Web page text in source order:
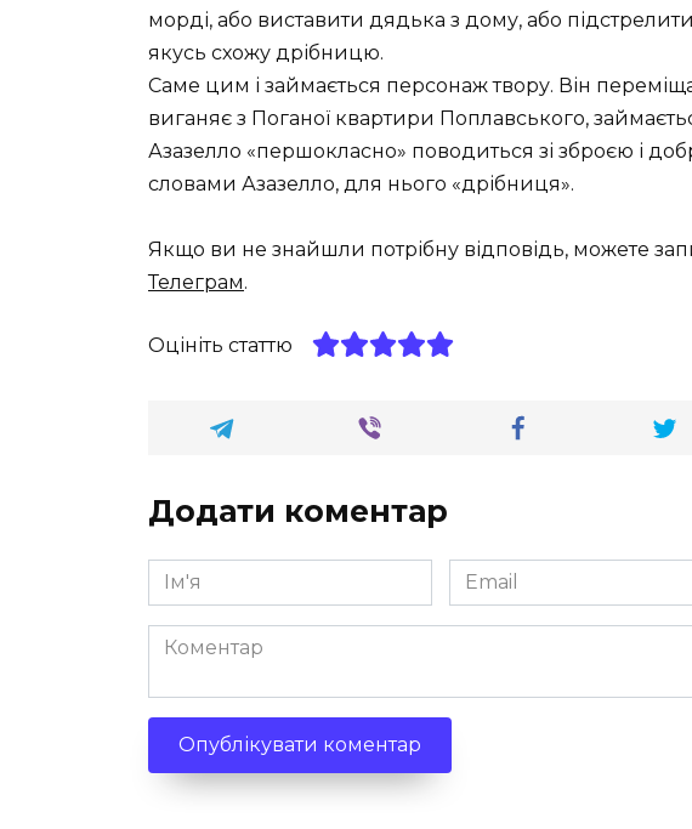
морді, або виставити дядька з дому, або
якусь схожу дрібницю.
Саме цим і займається персонаж твору. Він
виганяє з Поганої квартири Поплавського,
Азазелло «першокласно» поводиться зі зброєю і
словами Азазелло, для нього «дрібниця».
Якщо ви не знайшли потрібну відповідь, можете
Телеграм.
Оцініть статтю
Додати коментар
Ім'я
*
Email
*
Коментар